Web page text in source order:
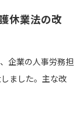
休業法の改
企業の人事労務担
ました。主な改